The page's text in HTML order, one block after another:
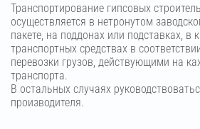
Транспортирование гипсовых
осуществляется в нетронутом
пакете, на поддонах или подставках, в
транспортных средствах в
перевозки грузов, действующими на
транспорта.
В остальных случаях
производителя.